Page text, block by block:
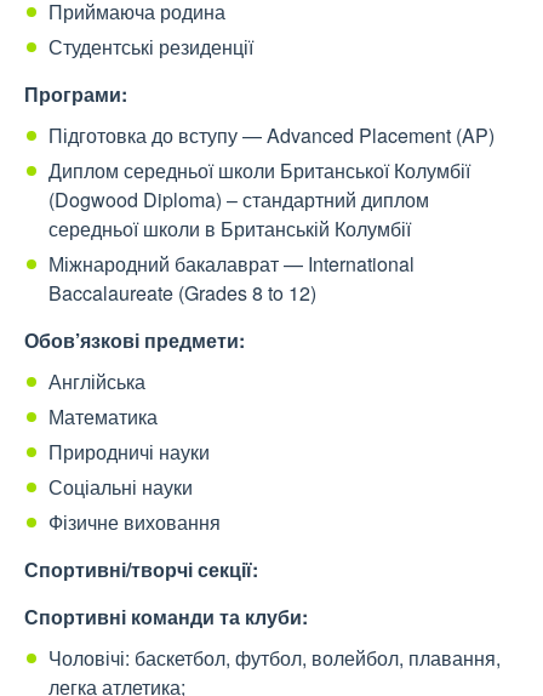
Приймаюча родина
Студентські резиденції
Програми:
Підготовка до вступу — Advanced Placement (AP)
Диплом середньої школи Британської Колумбії
(Dogwood Diploma) – стандартний диплом
середньої школи в Британській Колумбії
Міжнародний бакалаврат — International
Baccalaureate (Grades 8 to 12)
Обов’язкові предмети:
Англійська
Математика
Природничі науки
Соціальні науки
Фізичне виховання
Спортивні/творчі секції:
Спортивні команди та клуби:
Чоловічі: баскетбол, футбол, волейбол, плавання,
легка атлетика;